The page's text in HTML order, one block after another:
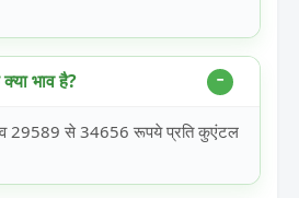
भाव है?
29589 से 34656 रूपये प्रति कुएंटल